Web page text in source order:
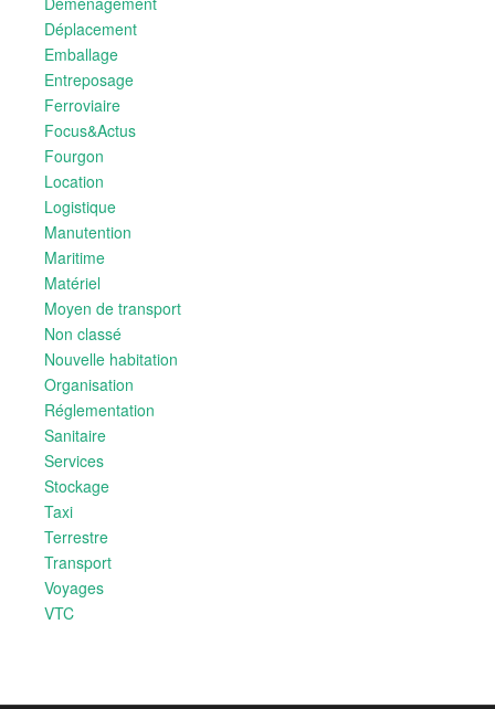
Déplacement
Emballage
Entreposage
Ferroviaire
Focus&Actus
Fourgon
Location
Logistique
Manutention
Maritime
Matériel
Moyen de transport
Non classé
Nouvelle habitation
Organisation
Réglementation
Sanitaire
Services
Stockage
Taxi
Terrestre
Transport
Voyages
VTC